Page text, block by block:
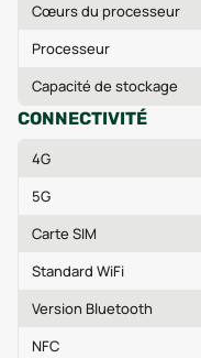
Cœurs du processeur
Processeur
Capacité de stockage
CONNECTIVITÉ
4G
5G
Carte SIM
Standard WiFi
Version Bluetooth
NFC